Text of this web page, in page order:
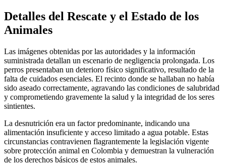
Detalles del Rescate y el Estado de los
Animales
Las imágenes obtenidas por las autoridades y la información
suministrada detallan un escenario de negligencia prolongada. Los
perros presentaban un deterioro físico significativo, resultado de la
falta de cuidados esenciales. El recinto donde se hallaban no había
sido aseado correctamente, agravando las condiciones de salubridad
y comprometiendo gravemente la salud y la integridad de los seres
sintientes.
La desnutrición era un factor predominante, indicando una
alimentación insuficiente y acceso limitado a agua potable. Estas
circunstancias contravienen flagrantemente la legislación vigente
sobre protección animal en Colombia y demuestran la vulneración
de los derechos básicos de estos animales.